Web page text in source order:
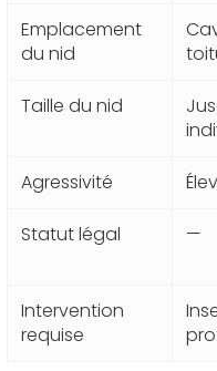
Emplacement
du nid
Taille du nid
Agressivité
Statut légal —
Intervention
requise